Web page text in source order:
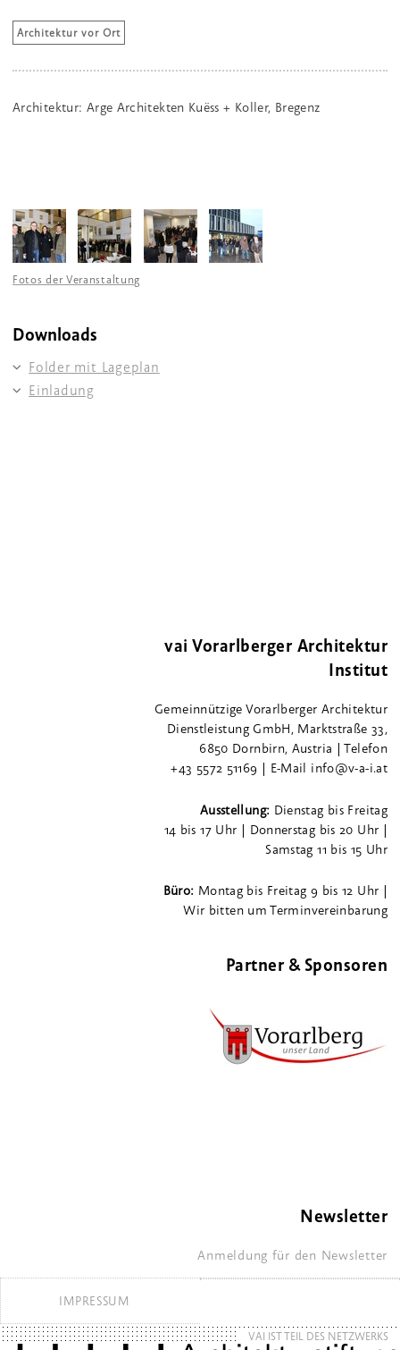
Architektur vor Ort
Architektur: Arge Architekten Kuëss + Koller, Bregenz
Fotos der Veranstaltung
Downloads
Folder mit Lageplan
Einladung
vai Vorarlberger Architektur
Institut
Gemeinnützige Vorarlberger Architektur
Dienstleistung GmbH, Marktstraße 33,
6850 Dornbirn, Austria | Telefon
+43 5572 51169 | E-Mail info@v-a-i.at
Ausstellung: Dienstag bis Freitag
14 bis 17 Uhr | Donnerstag bis 20 Uhr |
Samstag 11 bis 15 Uhr
Büro: Montag bis Freitag 9 bis 12 Uhr |
Wir bitten um Terminvereinbarung
Partner & Sponsoren
Newsletter
Anmeldung für den Newsletter
IMPRESSUM
VAI IST TEIL DES NETZWERKS